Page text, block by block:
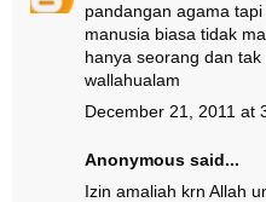
pandangan agama
manusia biasa tidak
hanya seorang dan tak
wallahualam
December 21, 2011 at
Anonymous said...
Izin amaliah krn Allah